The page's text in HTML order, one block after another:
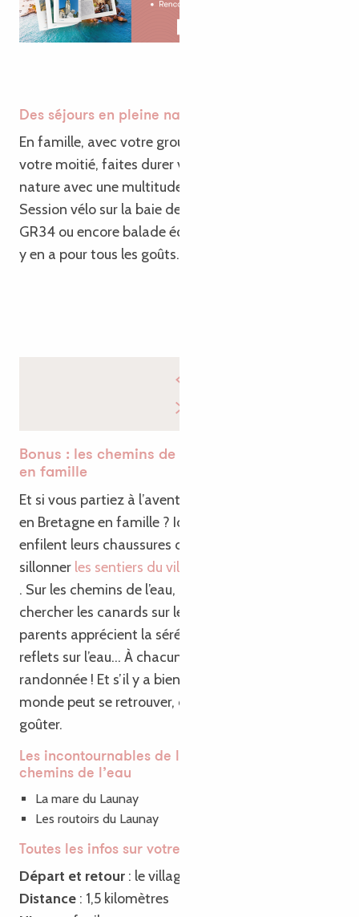
Des séjours en pleine nature en Bretagne
En famille, avec votre groupe d’amis ou même avec
votre moitié, faites durer votre journée en pleine
nature avec une multitude d’activités au vert !
Session vélo sur la baie de Trégastel, trail iodé sur le
GR34 ou encore balade équestre pour les enfants, il
y en a pour tous les goûts.
Bonus : les chemins de l’eau à la Roche-Jaudy
en famille
Et si vous partiez à l’aventure lors de vos vacances
en Bretagne en famille ? Ici, petits et grands
enfilent leurs chaussures de randonnée pour
sillonner les sentiers du village de La Roche-Jaudy
. Sur les chemins de l’eau, les enfants s’amusent à
chercher les canards sur les berges, tandis que les
parents apprécient la sérénité des paysages et les
reflets sur l’eau… À chacun ses petits plaisirs en
randonnée ! Et s’il y a bien un moment où tout le
monde peut se retrouver, c’est bien sûr à la pause
goûter.
Les incontournables de la randonnée les
chemins de l’eau
La mare du Launay
Les routoirs du Launay
Toutes les infos sur votre rando
Départ et retour : le village de La Roche-Jaudy
Distance : 1,5 kilomètres